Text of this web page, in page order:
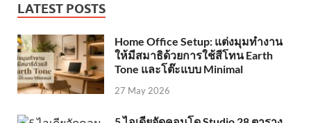
LATEST POSTS
Home Office Setup: แต่งมุมทำงาน
ให้มีสมาธิด้วยการใช้สีโทน Earth
Tone และโต๊ะแบบ Minimal
27 May 2026